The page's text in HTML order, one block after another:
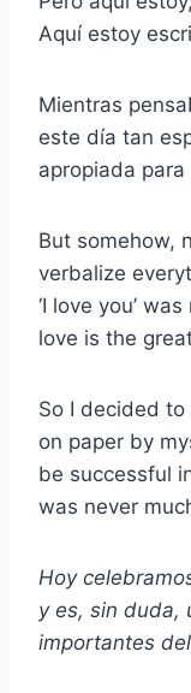
Aquí estoy
Mientras
este día tan
apropiada
But somehow,
verbalize
‘I love you’
love is the
So I decided
on paper by
be successful
was never
Hoy
y es, sin duda,
importantes